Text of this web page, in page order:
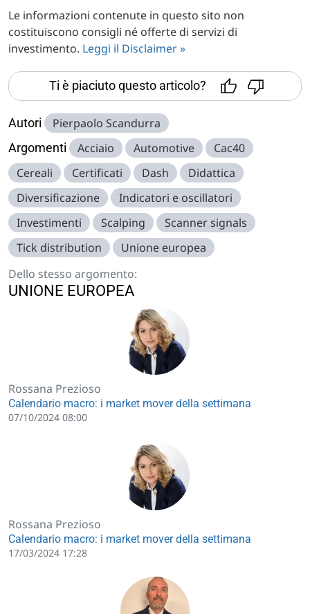
Le informazioni contenute in questo sito non
costituiscono consigli né offerte di servizi di
investimento. Leggi il Disclaimer »
Ti è piaciuto questo articolo?
Autori Pierpaolo Scandurra
Argomenti Acciaio Automotive
Cac40
Cereali
Certificati Dash
Didattica
Diversificazione
Indicatori e oscillatori
Investimenti
Scalping
Scanner signals
Tick distribution
Unione europea
Dello stesso argomento:
UNIONE EUROPEA
Rossana Prezioso
Calendario macro: i market mover della settimana
07/10/2024 08:00
Rossana Prezioso
Calendario macro: i market mover della settimana
17/03/2024 17:28